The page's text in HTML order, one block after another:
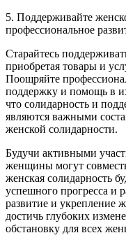
5. Поддерживайте
профессиональное
Старайтесь
приобретая товары и
Поощряйте
поддержку и помощь в
что солидарность и
являются важными
женской солидарности.
Будучи активными
женщины могут
женская солидарность
успешного прогресса и
развитие и укрепление
достичь глубоких
обстановку для всех